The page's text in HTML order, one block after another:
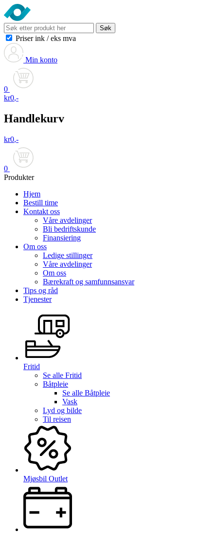
Søk
Priser ink / eks mva
Min konto
0
kr0,-
Handlekurv
kr0,-
0
Produkter
Hjem
Bestill time
Kontakt oss
Våre avdelinger
Bli bedriftskunde
Finansiering
Om oss
Ledige stillinger
Våre avdelinger
Om oss
Bærekraft og samfunnsansvar
Tips og råd
Tjenester
Fritid
Se alle Fritid
Båtpleie
Se alle Båtpleie
Vask
Lyd og bilde
Til reisen
Mjøsbil Outlet